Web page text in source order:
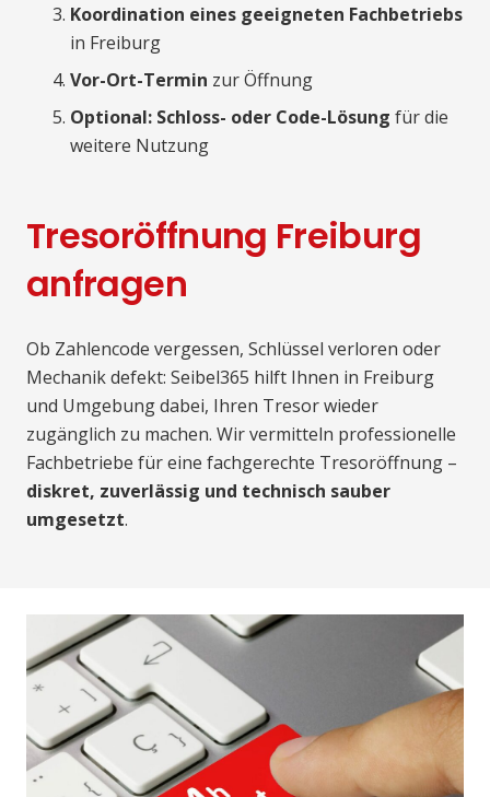
Koordination eines geeigneten Fachbetriebs
in Freiburg
Vor-Ort-Termin zur Öffnung
Optional: Schloss- oder Code-Lösung für die
weitere Nutzung
Tresoröffnung Freiburg
anfragen
Ob Zahlencode vergessen, Schlüssel verloren oder
Mechanik defekt: Seibel365 hilft Ihnen in Freiburg
und Umgebung dabei, Ihren Tresor wieder
zugänglich zu machen. Wir vermitteln professionelle
Fachbetriebe für eine fachgerechte Tresoröffnung –
diskret, zuverlässig und technisch sauber
umgesetzt.